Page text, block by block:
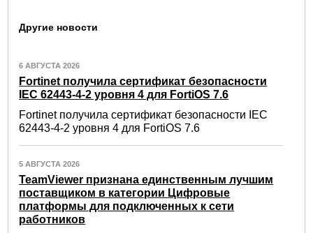
Другие новости
6 АВГУСТА 2026
Fortinet получила сертификат безопасности
IEC 62443-4-2 уровня 4 для FortiOS 7.6
Fortinet получила сертификат безопасности IEC
62443-4-2 уровня 4 для FortiOS 7.6
5 АВГУСТА 2026
TeamViewer признана единственным лучшим
поставщиком в категории Цифровые
платформы для подключенных к сети
работников